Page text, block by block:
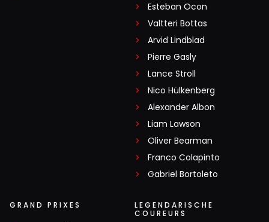
Esteban Ocon
Valtteri Bottas
Arvid Lindblad
Pierre Gasly
Lance Stroll
Nico Hülkenberg
Alexander Albon
Liam Lawson
Oliver Bearman
Franco Colapinto
Gabriel Bortoleto
GRAND PRIXES
LEGENDARISCHE
COUREURS